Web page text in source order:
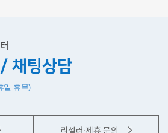
팅상담
일 휴무)
리셀러·제휴 문의